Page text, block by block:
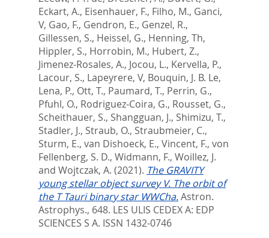
Eckart, A., Eisenhauer, F., Filho, M., Ganci,
V, Gao, F., Gendron, E., Genzel, R.,
Gillessen, S., Heissel, G., Henning, Th,
Hippler, S., Horrobin, M., Hubert, Z.,
Jimenez-Rosales, A., Jocou, L., Kervella, P.,
Lacour, S., Lapeyrere, V, Bouquin, J. B. Le,
Lena, P., Ott, T., Paumard, T., Perrin, G.,
Pfuhl, O., Rodriguez-Coira, G., Rousset, G.,
Scheithauer, S., Shangguan, J., Shimizu, T.,
Stadler, J., Straub, O., Straubmeier, C.,
Sturm, E., van Dishoeck, E., Vincent, F., von
Fellenberg, S. D., Widmann, F., Woillez, J.
and Wojtczak, A. (2021). The GRAVITY
young stellar object survey V. The orbit of
the T Tauri binary star WWCha.Astron.
Astrophys., 648. LES ULIS CEDEX A: EDP
SCIENCES S A. ISSN 1432-0746